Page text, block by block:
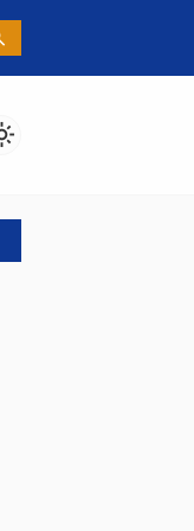
Sektor Baru